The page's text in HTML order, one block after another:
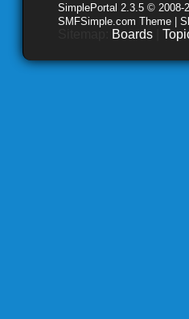
SimplePortal 2.3.5 © 2008-
SMFSimple.com Theme |
Boards